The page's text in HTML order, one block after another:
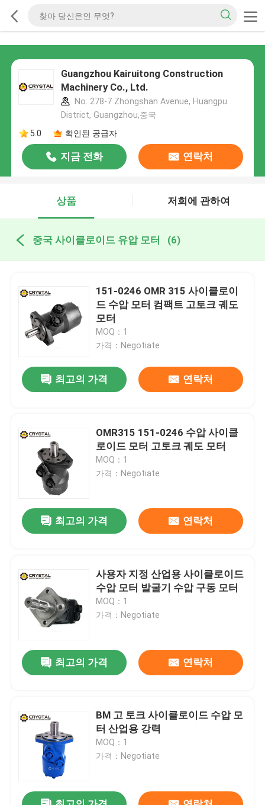
Guangzhou Kairuitong Construction
Machinery Co., Ltd.
No. 278-7 Zhongshan Avenue, Huangpu
District, Guangzhou,중국
5.0
확인된 공급자
지금 전화 연락처
상품 저희에 관하여
중국 사이클로이드 유압 모터 (6)
151-0246 OMR 315 사이클로이
드 수압 모터 컴팩트 고토크 궤도
모터
MOQ：1
가격：Negotiate
최고의 가격 연락처
OMR315 151-0246 수압 사이클
로이드 모터 고토크 궤도 모터
MOQ：1
가격：Negotiate
최고의 가격 연락처
사용자 지정 산업용 사이클로이드
수압 모터 발굴기 수압 구동 모터
MOQ：1
가격：Negotiate
최고의 가격 연락처
BM 고 토크 사이클로이드 수압 모
터 산업용 강력
MOQ：1
가격：Negotiate